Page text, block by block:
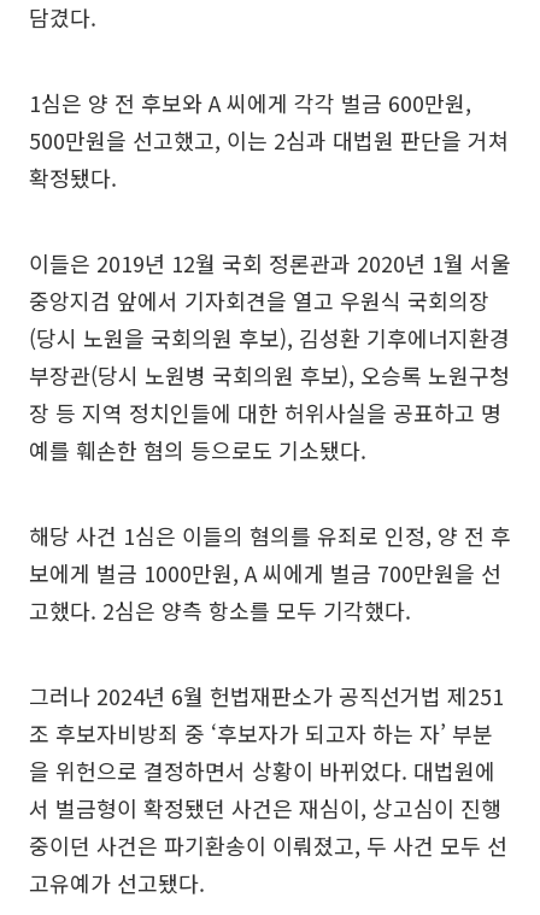
담겼다.
1심은 양 전 후보와 A 씨에게 각각 벌금 600만원,
500만원을 선고했고, 이는 2심과 대법원 판단을 거쳐
확정됐다.
이들은 2019년 12월 국회 정론관과 2020년 1월 서울
중앙지검 앞에서 기자회견을 열고 우원식 국회의장
(당시 노원을 국회의원 후보), 김성환 기후에너지환경
부장관(당시 노원병 국회의원 후보), 오승록 노원구청
장 등 지역 정치인들에 대한 허위사실을 공표하고 명
예를 훼손한 혐의 등으로도 기소됐다.
해당 사건 1심은 이들의 혐의를 유죄로 인정, 양 전 후
보에게 벌금 1000만원, A 씨에게 벌금 700만원을 선
고했다. 2심은 양측 항소를 모두 기각했다.
그러나 2024년 6월 헌법재판소가 공직선거법 제251
조 후보자비방죄 중 ‘후보자가 되고자 하는 자’ 부분
을 위헌으로 결정하면서 상황이 바뀌었다. 대법원에
서 벌금형이 확정됐던 사건은 재심이, 상고심이 진행
중이던 사건은 파기환송이 이뤄졌고, 두 사건 모두 선
고유예가 선고됐다.